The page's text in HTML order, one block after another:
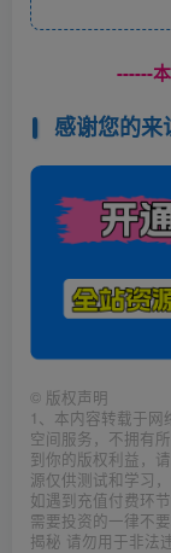
------
感谢您的来
© 版权声明
1、本内容转载于
空间服务，不拥有
到你的版权利益，
源仅供测试和学习
如遇到充值付费环
需要投资的一律不
揭秘 请勿用于非法